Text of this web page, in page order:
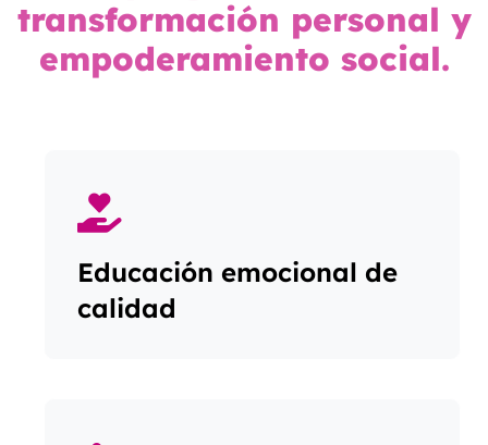
transformación personal y
empoderamiento social.
Educación emocional de
calidad